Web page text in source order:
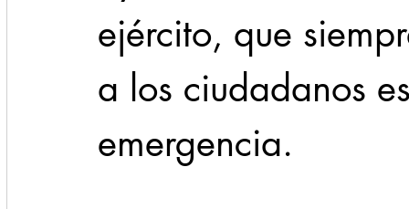
ejército, que
a los ciudadanos
emergencia.